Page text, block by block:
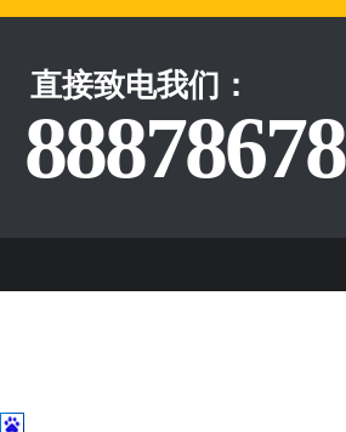
直接致电我们：
88878678